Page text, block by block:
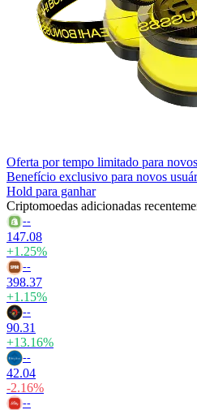
Oferta por tempo limitado para
Benefício exclusivo para novos
Hold para ganhar
Criptomoedas adicionadas
--
147.08
+1.25%
--
398.37
+1.15%
--
90.31
+13.16%
--
42.04
-2.16%
--